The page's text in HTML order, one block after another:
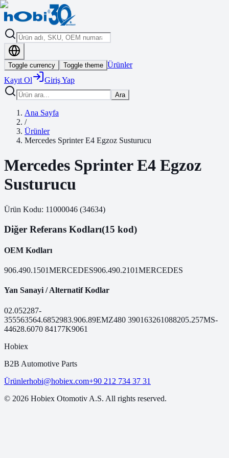
Toggle currency Toggle theme Ürünler
Kayıt Ol
Giriş Yap
Ara
Ana Sayfa
/
Ürünler
Mercedes Sprinter E4 Egzoz Susturucu
Mercedes Sprinter E4 Egzoz
Susturucu
Ürün Kodu: 11000046 (34634)
Diğer Referans Kodları(15 kod)
OEM Kodları
906.490.1501MERCEDES906.490.2101MERCEDES
Yan Sanayi / Alternatif Kodlar
02.052287-
355563564.6852983.906.89EMZ480 390163261088205.257MS-
44628.6070 84177K9061
Hobiex
B2B Automotive Parts
Ürünlerhobi@hobiex.com+90 212 734 37 31
© 2026 Hobiex Otomotiv A.S. All rights reserved.